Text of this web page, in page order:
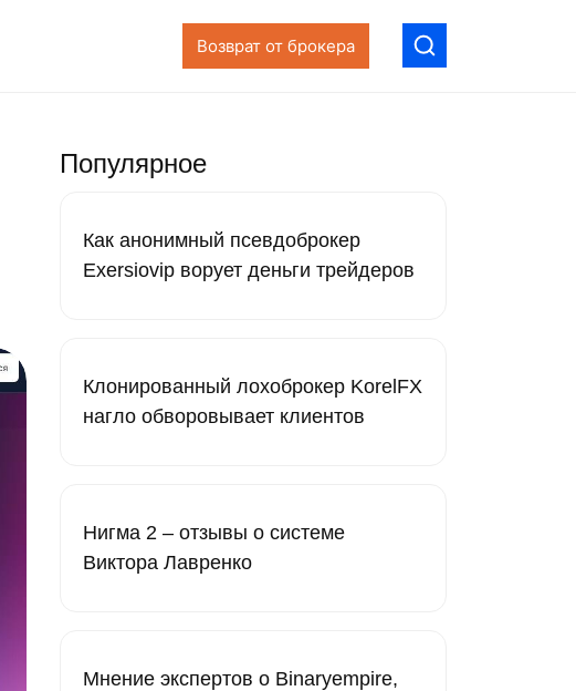
Возврат от брокера
Популярное
Как анонимный псевдоброкер
Exersiovip ворует деньги трейдеров
Клонированный лохоброкер KorelFX
нагло обворовывает клиентов
Нигма 2 – отзывы о системе
Виктора Лавренко
Мнение экспертов о Binaryempire,